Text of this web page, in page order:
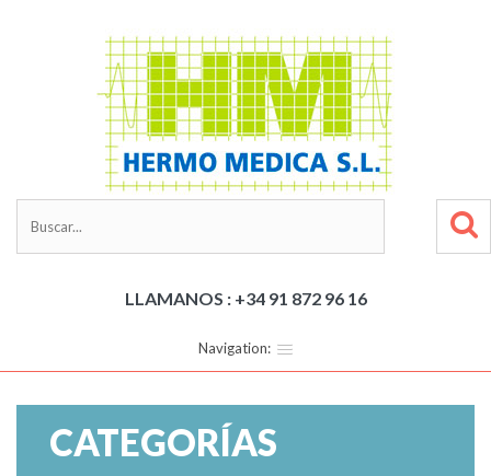
LLAMANOS : +34 91 872 96 16
Navigation:
CATEGORÍAS